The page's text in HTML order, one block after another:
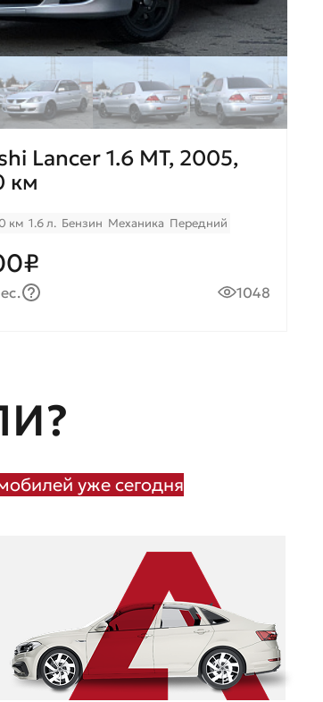
Lancer 1.6 MT, 2005,
км
км 1.6 л. Бензин Механика Передний
1048
уже сегодня